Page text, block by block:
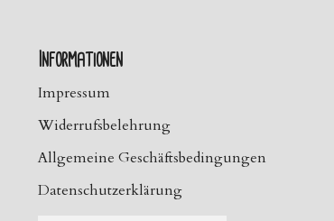
Informationen
Impressum
Widerrufsbelehrung
Allgemeine Geschäftsbedingungen
Datenschutzerklärung